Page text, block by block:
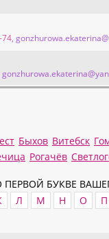
74,
Быхов Витебск
Рогачёв
БУКВЕ
Л М Н О П